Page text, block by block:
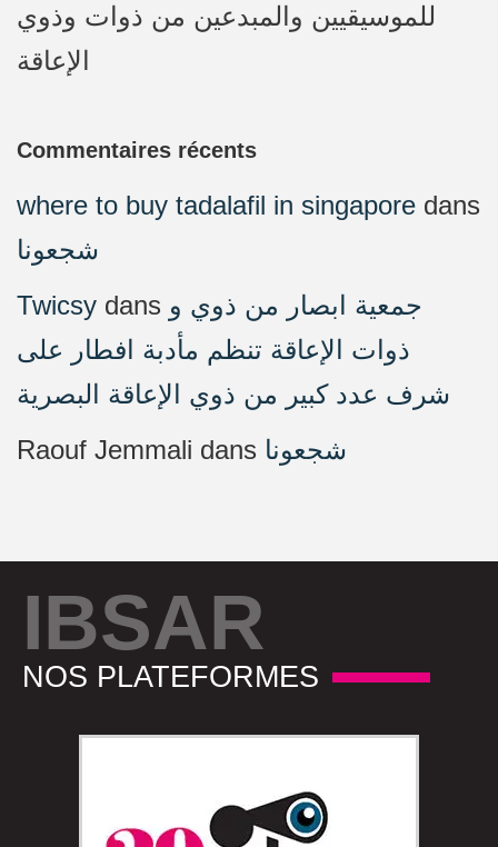
للموسيقيين والمبدعين من ذوات وذوي
الإعاقة
Commentaires récents
where to buy tadalafil in singapore dans
شجعونا
Twicsy dans جمعية ابصار من ذوي و
ذوات الإعاقة تنظم مأدبة افطار على
شرف عدد كبير من ذوي الإعاقة البصرية
Raouf Jemmali dans شجعونا
IBSAR
NOS PLATEFORMES